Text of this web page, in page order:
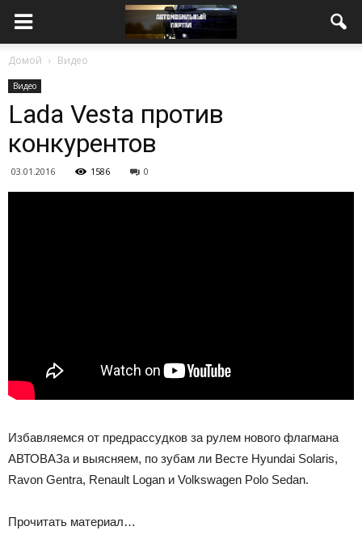
Домой Видео
Видео
Lada Vesta против
конкурентов
03.01.2016 1586 0
Избавляемся от предрассудков за рулем нового флагмана
АВТОВАЗа и выясняем, по зубам ли Весте Hyundai Solaris,
Ravon Gentra, Renault Logan и Volkswagen Polo Sedan.
Прочитать материал…